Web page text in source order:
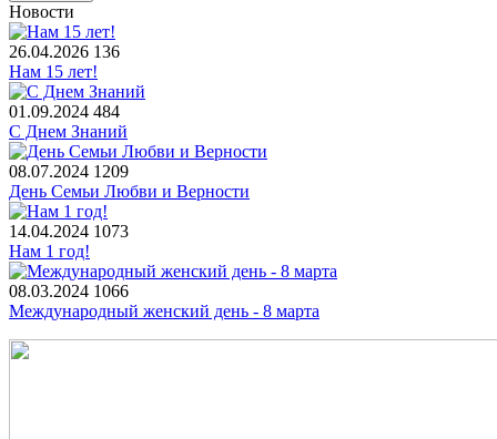
Новости
26.04.2026 136
Нам 15 лет!
01.09.2024 484
С Днем Знаний
08.07.2024 1209
День Семьи Любви и Верности
14.04.2024 1073
Нам 1 год!
08.03.2024 1066
Международный женский день - 8 марта